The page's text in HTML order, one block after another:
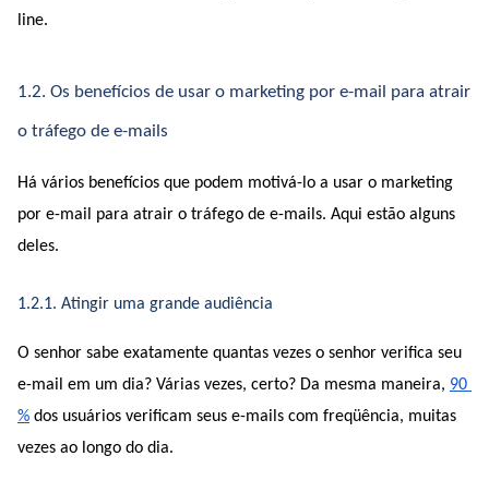
line.
1.2. Os benefícios de usar o marketing por e-mail para atrair
o tráfego de e-mails
Há vários benefícios que podem motivá-lo a usar o marketing
por e-mail para atrair o tráfego de e-mails. Aqui estão alguns
deles.
1.2.1. Atingir uma grande audiência
O senhor sabe exatamente quantas vezes o senhor verifica seu
e-mail em um dia? Várias vezes, certo? Da mesma maneira, 90
% dos usuários verificam seus e-mails com freqüência, muitas
vezes ao longo do dia.